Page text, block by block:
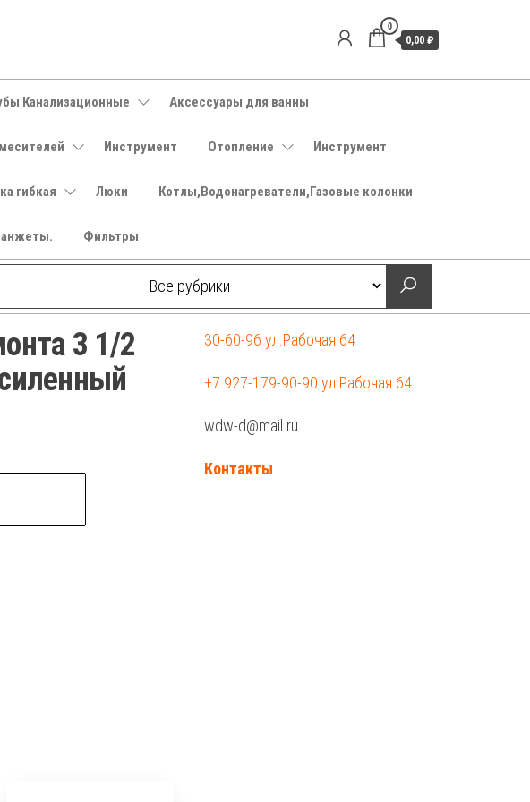
0
0,00 ₽
Канализационные Аксессуары для ванны
Инструмент Отопление Инструмент
гибкая Люки Котлы,Водонагреватели,Газовые колонки
Фильтры
3 1/2
30-60-96 ул.Рабочая 64
+7 927-179-90-90 ул.Рабочая 64
wdw-d@mail.ru
Контакты